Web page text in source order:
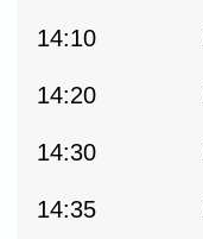
14:10
14:20
14:30
14:35